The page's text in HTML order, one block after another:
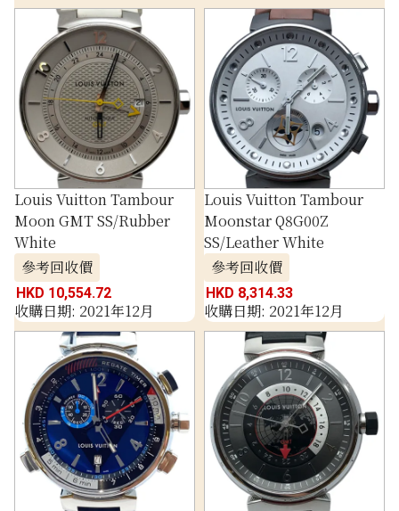
Louis Vuitton Tambour
Moon GMT SS/Rubber
White
參考回收價
HKD 10,554.72
收購日期: 2021年12月
Louis Vuitton Tambour
Moonstar Q8G00Z
SS/Leather White
參考回收價
HKD 8,314.33
收購日期: 2021年12月